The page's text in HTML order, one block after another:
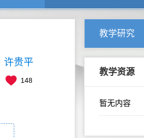
许贵平
148
教学研究
教学资源
暂无内容